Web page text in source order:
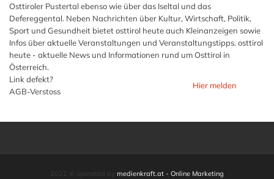
Osttiroler Pustertal ebenso wie über das Iseltal und das
Defereggental. Neben Nachrichten über Kultur, Wirtschaft, Politik,
Sport und Gesundheit bietet osttirol heute auch Kleinanzeigen sowie
Infos über aktuelle Veranstaltungen und Veranstaltungstipps. osttirol
heute - aktuelle News und Informationen rund um Osttirol in
Österreich.
Link defekt?
AGB-Verstoss
Hier melden
2021 © operated by medienkraft.at - Online Marketing